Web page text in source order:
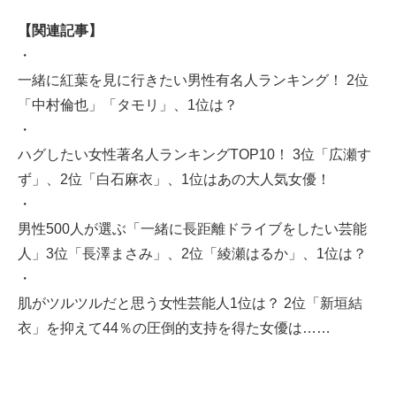
【関連記事】
・
一緒に紅葉を見に行きたい男性有名人ランキング！ 2位
「中村倫也」「タモリ」、1位は？
・
ハグしたい女性著名人ランキングTOP10！ 3位「広瀬す
ず」、2位「白石麻衣」、1位はあの大人気女優！
・
男性500人が選ぶ「一緒に長距離ドライブをしたい芸能
人」3位「長澤まさみ」、2位「綾瀬はるか」、1位は？
・
肌がツルツルだと思う女性芸能人1位は？ 2位「新垣結
衣」を抑えて44％の圧倒的支持を得た女優は……